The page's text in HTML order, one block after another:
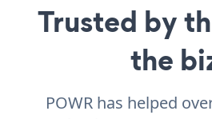
Trusted by
the
POWR has helped